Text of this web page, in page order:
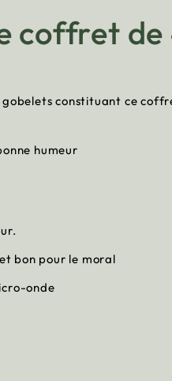
coffret
constituant ce
humeur
bon pour le moral
onde